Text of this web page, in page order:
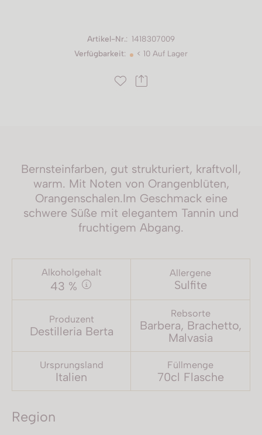
Artikel-Nr.: 1418307009
Verfügbarkeit: < 10 Auf Lager
Bernsteinfarben, gut strukturiert, kraftvoll,
warm. Mit Noten von Orangenblüten,
Orangenschalen.Im Geschmack eine
schwere Süße mit elegantem Tannin und
fruchtigem Abgang.
Alkoholgehalt
43 %
Allergene
Sulfite
Produzent
Destilleria Berta
Rebsorte
Barbera, Brachetto,
Malvasia
Ursprungsland
Italien
Füllmenge
70cl Flasche
Region